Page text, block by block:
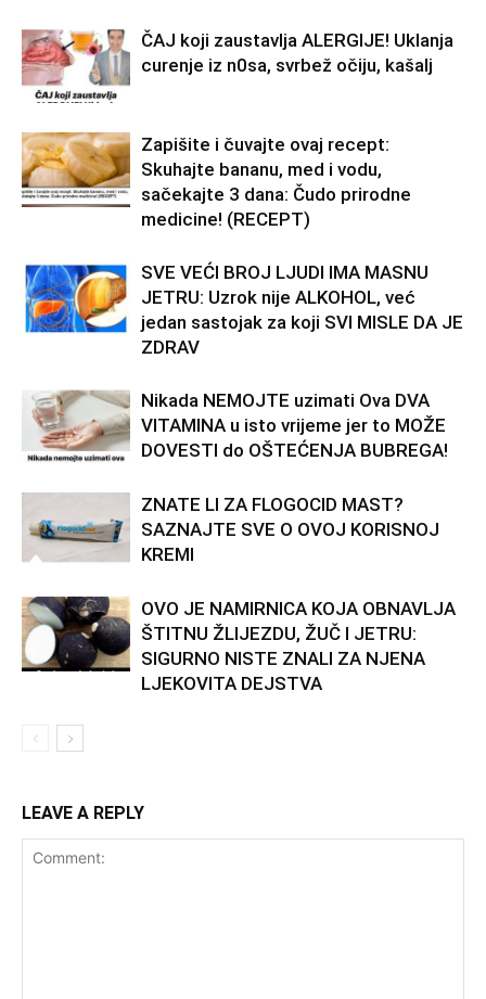
ČAJ koji zaustavlja ALERGIJE! Uklanja
curenje iz n0sa, svrbež očiju, kašalj
Zapišite i čuvajte ovaj recept:
Skuhajte bananu, med i vodu,
sačekajte 3 dana: Čudo prirodne
medicine! (RECEPT)
SVE VEĆI BROJ LJUDI IMA MASNU
JETRU: Uzrok nije ALKOHOL, već
jedan sastojak za koji SVI MISLE DA JE
ZDRAV
Nikada NEMOJTE uzimati Ova DVA
VITAMINA u isto vrijeme jer to MOŽE
DOVESTI do OŠTEĆENJA BUBREGA!
ZNATE LI ZA FLOGOCID MAST?
SAZNAJTE SVE O OVOJ KORISNOJ
KREMI
OVO JE NAMIRNICA KOJA OBNAVLJA
ŠTITNU ŽLIJEZDU, ŽUČ I JETRU:
SIGURNO NISTE ZNALI ZA NJENA
LJEKOVITA DEJSTVA
LEAVE A REPLY